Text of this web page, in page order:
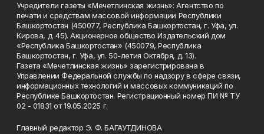
Учредители газеты «Мечетлинская жизнь»: Агентство по
печати и средствам массовой информации Республики
Башкортостан (450077, Республика Башкортостан, г. Уфа, ул.
Кирова, д. 45). Акционерное общество Издательский дом
«Республика Башкортостан» (450079, Республика
Башкортостан, г. Уфа, ул. 50-летия Октября, д. 13).
Газета «Мечетлинская жизнь» зарегистрирована в
Управлении Федеральной службы по надзору в сфере связи,
информационных технологий и массовых коммуникаций по
Республике Башкортостан. Регистрационный номер ПИ № ТУ
02 - 01831 от 19.05.2025 г.
Главный редактор Э. Ф. БАГАУТДИНОВА